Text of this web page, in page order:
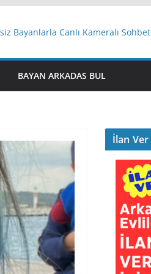
Bayanlarla Canlı Kameralı Sohbet
Bayanlar
arkadaş arıyorum
BAYAN ARKADAS BUL
İlan Ver